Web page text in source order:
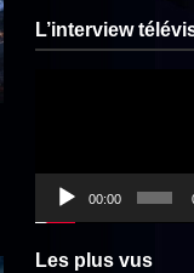
L’interview
00:00
Les plus vus